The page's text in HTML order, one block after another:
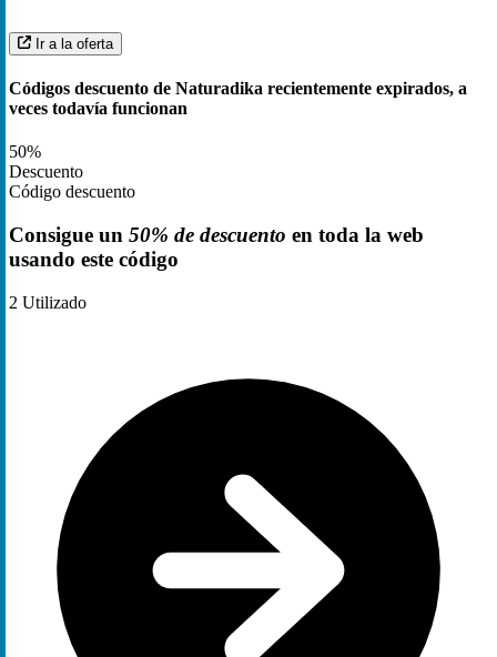
Ir a la oferta
Códigos descuento de Naturadika recientemente expirados, a
veces todavía funcionan
50%
Descuento
Código descuento
Consigue un 50% de descuento en toda la web
usando este código
2 Utilizado